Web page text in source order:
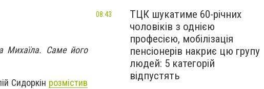
Михаїла. Саме його
Сидоркін розмістив
ТЦК шукатиме 60-річних
чоловіків з однією
професією, мобілізація
пенсіонерів накриє цю групу
людей: 5 категорій
відпустять
08:43